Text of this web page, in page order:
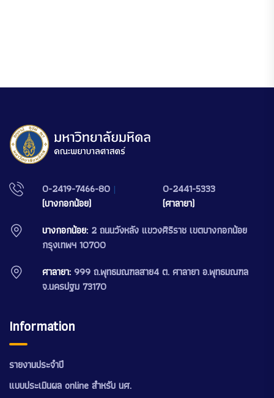
0-2419-7466-80 |
(บางกอกน้อย)
0-2441-5333
(ศาลายา)
บางกอกน้อย: 2 ถนนวังหลัง แขวงศิริราช เขตบางกอกน้อย
กรุงเทพฯ 10700
ศาลายา: 999 ถ.พุทธมณฑลสาย4 ต. ศาลายา อ.พุทธมณฑล
จ.นครปฐม 73170
Information
รายงานประจำปี
แบบประเมินผล online สำหรับ นศ.